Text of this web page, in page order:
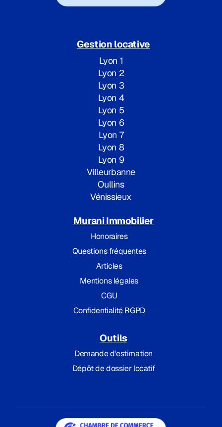
Gestion locative
Lyon 1
Lyon 2
Lyon 3
Lyon 4
Lyon 5
Lyon 6
Lyon 7
Lyon 8
Lyon 9
Villeurbanne
Oullins
Vénissieux
Murani Immobilier
Honoraires
Questions fréquentes
Articles
Mentions légales
CGU
Confidentialité RGPD
Outils
Demande d'estimation
Dépôt de dossier locatif